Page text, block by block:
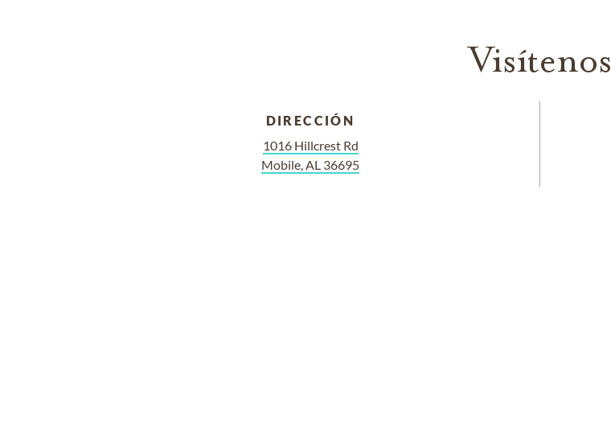
Visítenos
DIRECCIÓN
1016 Hillcrest Rd
Mobile, AL 36695